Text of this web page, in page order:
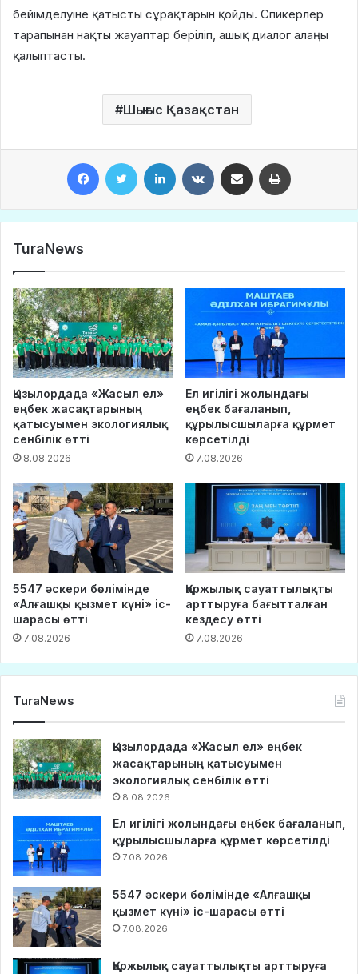
бейімделуіне қатысты сұрақтарын қойды. Спикерлер
тарапынан нақты жауаптар беріліп, ашық диалог алаңы
қалыптасты.
Шығыс Қазақстан
TuraNews
Қызылордада «Жасыл ел»
еңбек жасақтарының
қатысуымен экологиялық
сенбілік өтті
8.08.2026
Ел игілігі жолындағы
еңбек бағаланып,
құрылысшыларға құрмет
көрсетілді
7.08.2026
5547 әскери бөлімінде
«Алғашқы қызмет күні» іс-
шарасы өтті
7.08.2026
Қаржылық сауаттылықты
арттыруға бағытталған
кездесу өтті
7.08.2026
TuraNews
Қызылордада «Жасыл ел» еңбек
жасақтарының қатысуымен
экологиялық сенбілік өтті
8.08.2026
Ел игілігі жолындағы еңбек бағаланып,
құрылысшыларға құрмет көрсетілді
7.08.2026
5547 әскери бөлімінде «Алғашқы
қызмет күні» іс-шарасы өтті
7.08.2026
Қаржылық сауаттылықты арттыруға